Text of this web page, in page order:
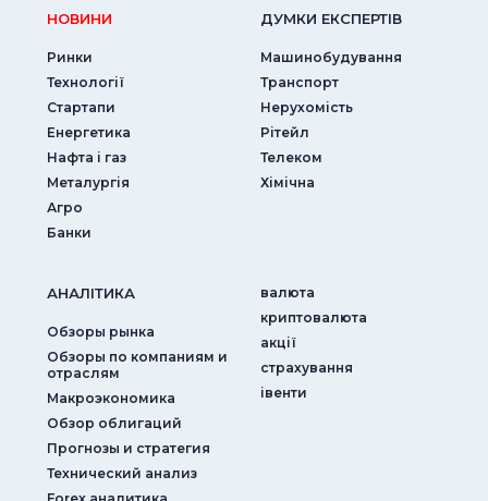
НОВИНИ
Ринки
Технології
Стартапи
Енергетика
Нафта і газ
Металургія
Агро
Банки
ДУМКИ ЕКСПЕРТIВ
Машинобудування
Транспорт
Нерухомість
Рітейл
Телеком
Хімічна
АНАЛIТИКА
Обзоры рынка
Обзоры по компаниям и
отраслям
Макроэкономика
Обзор облигаций
Прогнозы и стратегия
Технический анализ
валюта
криптовалюта
акції
страхування
iвенти